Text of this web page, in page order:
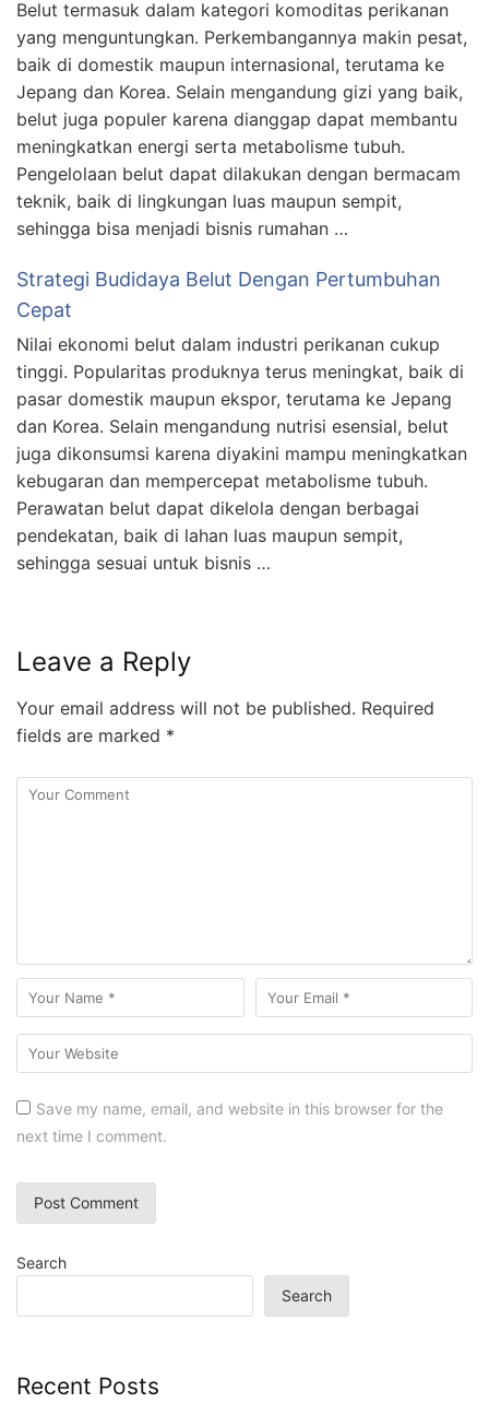
Belut termasuk dalam kategori komoditas perikanan
yang menguntungkan. Perkembangannya makin pesat,
baik di domestik maupun internasional, terutama ke
Jepang dan Korea. Selain mengandung gizi yang baik,
belut juga populer karena dianggap dapat membantu
meningkatkan energi serta metabolisme tubuh.
Pengelolaan belut dapat dilakukan dengan bermacam
teknik, baik di lingkungan luas maupun sempit,
sehingga bisa menjadi bisnis rumahan …
Strategi Budidaya Belut Dengan Pertumbuhan
Cepat
Nilai ekonomi belut dalam industri perikanan cukup
tinggi. Popularitas produknya terus meningkat, baik di
pasar domestik maupun ekspor, terutama ke Jepang
dan Korea. Selain mengandung nutrisi esensial, belut
juga dikonsumsi karena diyakini mampu meningkatkan
kebugaran dan mempercepat metabolisme tubuh.
Perawatan belut dapat dikelola dengan berbagai
pendekatan, baik di lahan luas maupun sempit,
sehingga sesuai untuk bisnis …
Leave a Reply
Your email address will not be published. Required
fields are marked *
Save my name, email, and website in this browser for the
next time I comment.
Search
Search
Recent Posts